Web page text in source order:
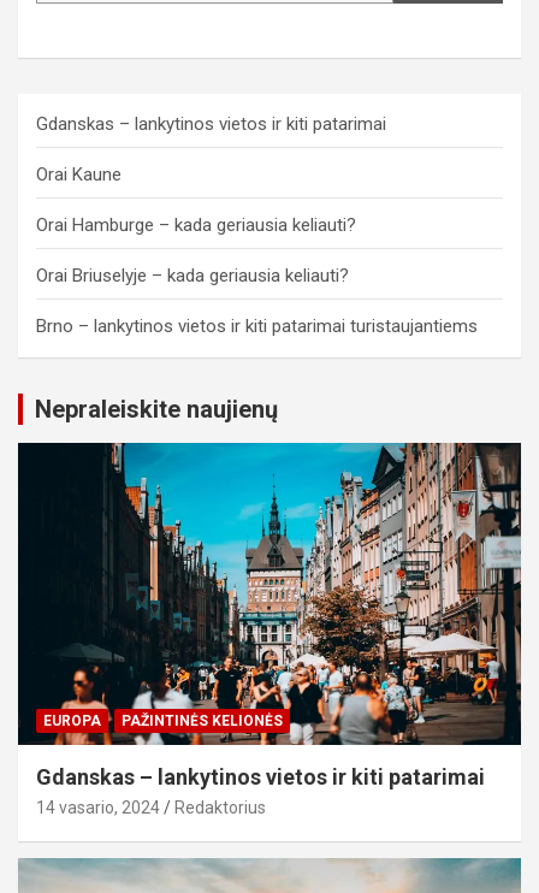
Gdanskas – lankytinos vietos ir kiti patarimai
Orai Kaune
Orai Hamburge – kada geriausia keliauti?
Orai Briuselyje – kada geriausia keliauti?
Brno – lankytinos vietos ir kiti patarimai turistaujantiems
Nepraleiskite naujienų
EUROPA PAŽINTINĖS KELIONĖS
Gdanskas – lankytinos vietos ir kiti patarimai
14 vasario, 2024 Redaktorius